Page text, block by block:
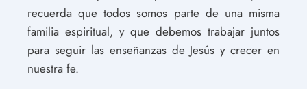
recuerda que todos somos parte de una misma
familia espiritual, y que debemos trabajar juntos
para seguir las enseñanzas de Jesús y crecer en
nuestra fe.